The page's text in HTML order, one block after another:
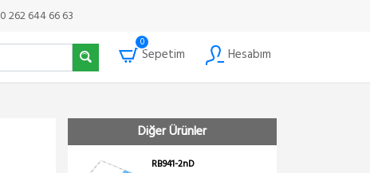
0 262 644 66 63
0
Sepetim Hesabım
Diğer Ürünler
RB941-2nD